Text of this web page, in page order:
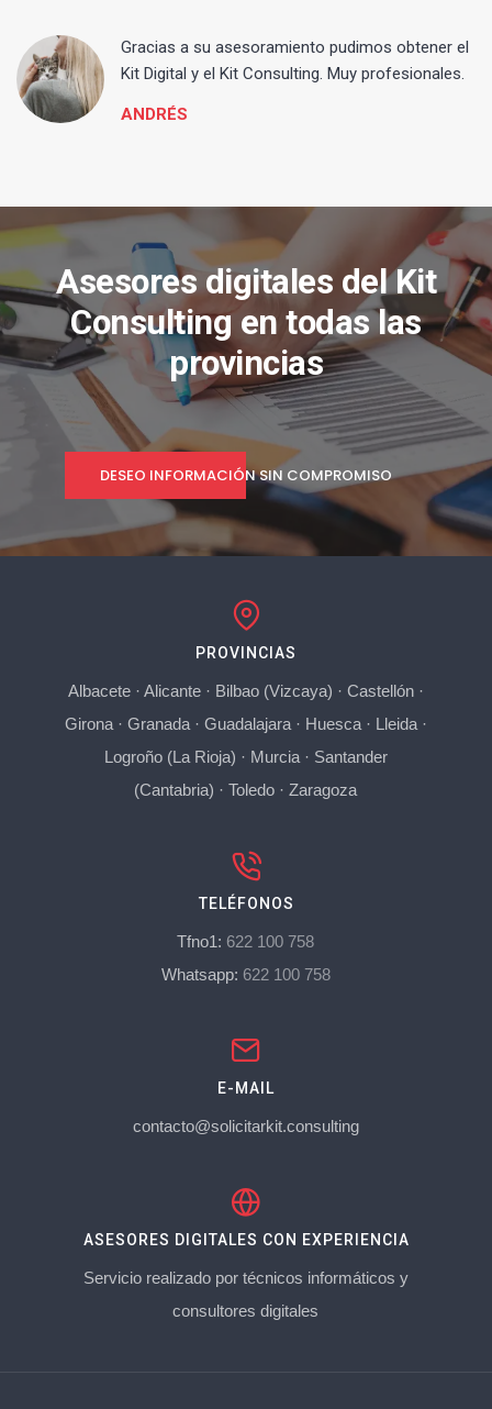
Gracias a su asesoramiento pudimos obtener el
Kit Digital y el Kit Consulting. Muy profesionales.
ANDRÉS
Asesores digitales del Kit
Consulting en todas las
provincias
DESEO INFORMACIÓN SIN COMPROMISO
PROVINCIAS
Albacete· Alicante· Bilbao (Vizcaya) · Castellón·
Girona· Granada· Guadalajara· Huesca· Lleida·
Logroño (La Rioja) · Murcia· Santander
(Cantabria) ·Toledo ·Zaragoza
TELÉFONOS
Tfno1: 622 100 758
Whatsapp: 622 100 758
E-MAIL
contacto@solicitarkit.consulting
ASESORES DIGITALES CON EXPERIENCIA
Servicio realizado por técnicos informáticos y
consultores digitales